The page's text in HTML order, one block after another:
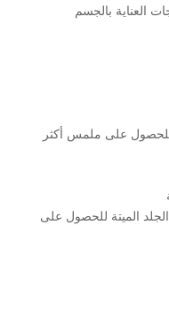
العناية بالجسم
على ملمس أكثر
الميتة للحصول على